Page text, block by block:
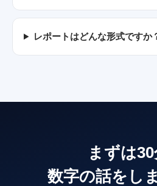
レポートはどんな形式ですか
まずは30
数字の話をし